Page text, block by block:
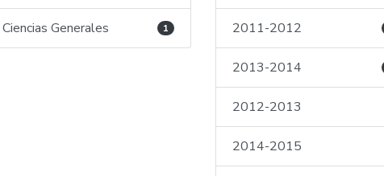
Ciencias Generales 1 2011-2012
2013-2014
2012-2013
2014-2015